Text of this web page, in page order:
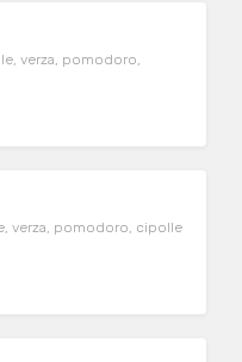
verza, pomodoro,
verza, pomodoro, cipolle